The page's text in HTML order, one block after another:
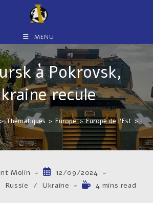
MENU
à Pokrovsk,
recule
> Thématiques > Europe > Europe de l'Est >
Molin
Publication
publiée :
12/09/2024
Russie / Ukraine
Temps4 mins read